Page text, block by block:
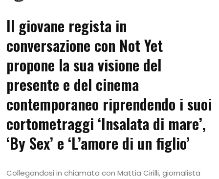
Il giovane regista in
conversazione con Not Yet
propone la sua visione del
presente e del cinema
contemporaneo riprendendo i suoi
cortometraggi ‘Insalata di mare’,
‘By Sex’ e ‘L’amore di un figlio’
Collegandosi in chiamata con Mattia Cirilli, giornalista